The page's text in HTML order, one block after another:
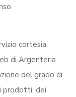
cortesia,
di Argenteria
del grado di
prodotti, dei